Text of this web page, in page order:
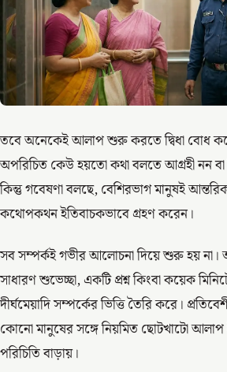
তবে অনেকেই আলাপ শুরু করতে দ্বিধা বোধ
অপরিচিত কেউ হয়তো কথা বলতে আগ্রহী নন বা
কিন্তু গবেষণা বলছে, বেশিরভাগ মানুষই
কথোপকথন ইতিবাচকভাবে গ্রহণ করেন।
সব সম্পর্কই গভীর আলোচনা দিয়ে শুরু হয়
সাধারণ শুভেচ্ছা, একটি প্রশ্ন কিংবা কয়েক
দীর্ঘমেয়াদি সম্পর্কের ভিত্তি তৈরি করে।
কোনো মানুষের সঙ্গে নিয়মিত ছোটখাটো আলাপ
পরিচিতি বাড়ায়।